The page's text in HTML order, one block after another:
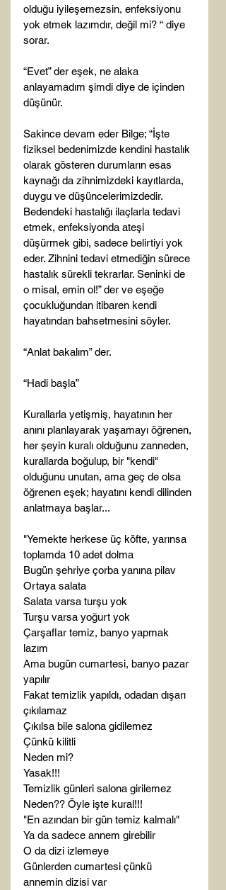
olduğu iyileşemezsin, enfeksiyonu
yok etmek lazımdır, değil mi? “ diye
sorar.
“Evet” der eşek, ne alaka
anlayamadım şimdi diye de içinden
düşünür.
Sakince devam eder Bilge; “İşte
fiziksel bedenimizde kendini hastalık
olarak gösteren durumların esas
kaynağı da zihnimizdeki kayıtlarda,
duygu ve düşüncelerimizdedir.
Bedendeki hastalığı ilaçlarla tedavi
etmek, enfeksiyonda ateşi
düşürmek gibi, sadece belirtiyi yok
eder. Zihnini tedavi etmediğin sürece
hastalık sürekli tekrarlar. Seninki de
o misal, emin ol!” der ve eşeğe
çocukluğundan itibaren kendi
hayatından bahsetmesini söyler.
“Anlat bakalım” der.
“Hadi başla”
Kurallarla yetişmiş, hayatının her
anını planlayarak yaşamayı öğrenen,
her şeyin kuralı olduğunu zanneden,
kurallarda boğulup, bir "kendi"
olduğunu unutan, ama geç de olsa
öğrenen eşek; hayatını kendi dilinden
anlatmaya başlar...
"Yemekte herkese üç köfte, yarınsa
toplamda 10 adet dolma
Bugün şehriye çorba yanına pilav
Ortaya salata
Salata varsa turşu yok
Turşu varsa yoğurt yok
Çarşaflar temiz, banyo yapmak
lazım
Ama bugün cumartesi, banyo pazar
yapılır
Fakat temizlik yapıldı, odadan dışarı
çıkılamaz
Çıkılsa bile salona gidilemez
Çünkü kilitli
Neden mi?
Yasak!!!
Temizlik günleri salona girilemez
Neden?? Öyle işte kural!!!
"En azından bir gün temiz kalmalı"
Ya da sadece annem girebilir
O da dizi izlemeye
Günlerden cumartesi çünkü
annemin dizisi var